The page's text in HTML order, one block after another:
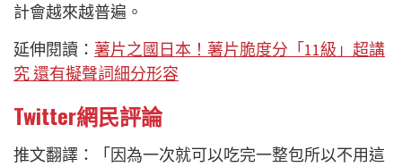
計會越來越普遍。
延伸閱讀： 薯片之國日本！薯片脆度分「11級」超講
究 還有擬聲詞細分形容
Twitter網民評論
推文翻譯：「因為一次就可以吃完一整包所以不用這